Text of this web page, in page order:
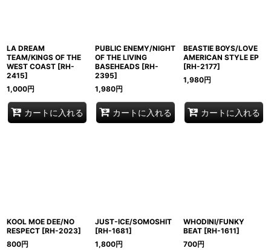
LA DREAM
TEAM/KINGS OF THE
WEST COAST [RH-
2415]
1,000円
カートに入れる
PUBLIC ENEMY/NIGHT
OF THE LIVING
BASEHEADS [RH-
2395]
1,980円
カートに入れる
BEASTIE BOYS/LOVE
AMERICAN STYLE EP
[RH-2177]
1,980円
カートに入れる
KOOL MOE DEE/NO
RESPECT [RH-2023]
800円
JUST-ICE/SOMOSHIT
[RH-1681]
1,800円
WHODINI/FUNKY
BEAT [RH-1611]
700円